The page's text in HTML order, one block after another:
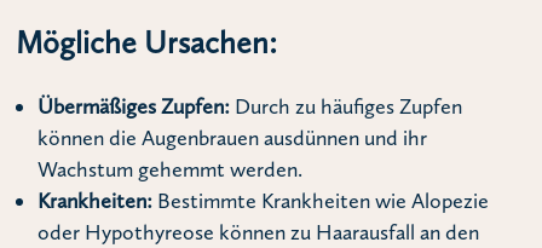
Mögliche Ursachen:
Übermäßiges Zupfen: Durch zu häufiges Zupfen
können die Augenbrauen ausdünnen und ihr
Wachstum gehemmt werden.
Krankheiten: Bestimmte Krankheiten wie Alopezie
oder Hypothyreose können zu Haarausfall an den